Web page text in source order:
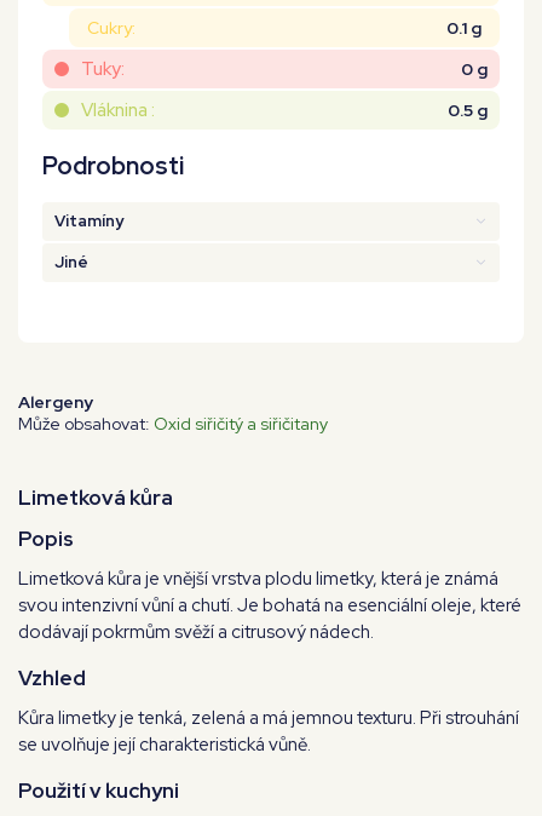
Cukry:
0.1 g
Tuky: 0 g
Vláknina : 0.5 g
Podrobnosti
Vitamíny
Jiné
Alergeny
Může obsahovat: Oxid siřičitý a siřičitany
Limetková kůra
Popis
Limetková kůra je vnější vrstva plodu limetky, která je známá
svou intenzivní vůní a chutí. Je bohatá na esenciální oleje, které
dodávají pokrmům svěží a citrusový nádech.
Vzhled
Kůra limetky je tenká, zelená a má jemnou texturu. Při strouhání
se uvolňuje její charakteristická vůně.
Použití v kuchyni